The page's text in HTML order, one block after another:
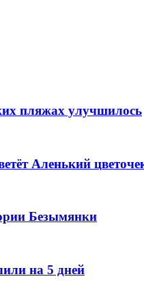
пляжах улучшилось
Аленький
Безымянки
на 5 дней